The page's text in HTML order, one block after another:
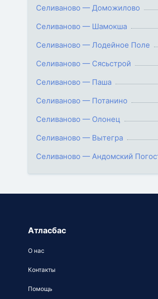
Селиваново — Доможилово
Селиваново — Шамокша
Селиваново — Лодейное Поле
Селиваново — Сясьстрой
Селиваново — Паша
Селиваново — Потанино
Селиваново — Олонец
Селиваново — Вытегра
Селиваново — Андомский
Атласбас
О нас
Контакты
Помощь